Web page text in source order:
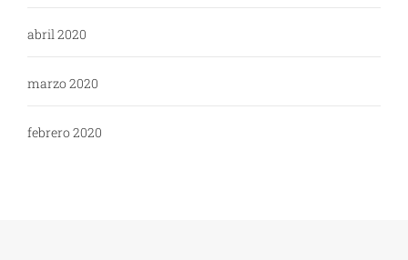
abril 2020
marzo 2020
febrero 2020